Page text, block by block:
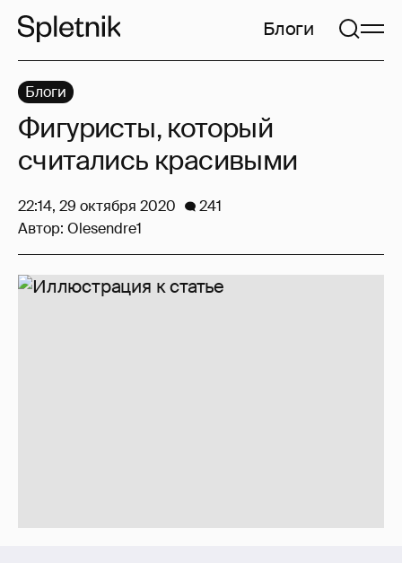
Блоги
Блоги
Фигуристы, который
считались красивыми
22:14, 29 октября 2020
241
Автор: Olesendre1